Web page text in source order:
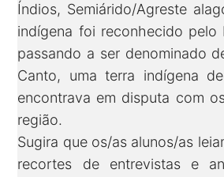
Índios, Semiárido/Agreste
indígena foi reconhecido pelo
passando a ser denominado
Canto, uma terra indígena
encontrava em disputa com
região.
Sugira que os/as alunos/as
recortes de entrevistas e